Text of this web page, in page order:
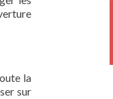
la
sur